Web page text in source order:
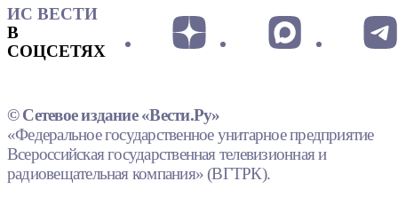
ИС ВЕСТИ
В
СОЦСЕТЯХ
© Сетевое издание «Вести.Ру»
«Федеральное государственное унитарное предприятие
Всероссийская государственная телевизионная и
радиовещательная компания» (ВГТРК).